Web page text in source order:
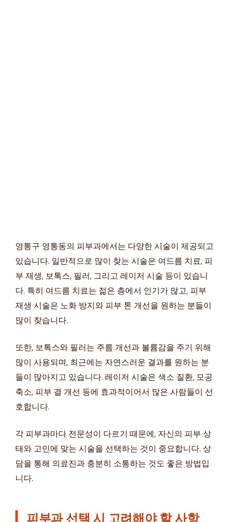
영통구 영통동의 피부과에서는 다양한 시술이 제공되고
있습니다. 일반적으로 많이 찾는 시술은 여드름 치료, 피
부 재생, 보톡스, 필러, 그리고 레이저 시술 등이 있습니
다. 특히 여드름 치료는 젊은 층에서 인기가 많고, 피부
재생 시술은 노화 방지와 피부 톤 개선을 원하는 분들이
많이 찾습니다.
또한, 보톡스와 필러는 주름 개선과 볼륨감을 주기 위해
많이 사용되며, 최근에는 자연스러운 결과를 원하는 분
들이 많아지고 있습니다. 레이저 시술은 색소 질환, 모공
축소, 피부 결 개선 등에 효과적이어서 많은 사람들이 선
호합니다.
각 피부과마다 전문성이 다르기 때문에, 자신의 피부 상
태와 고민에 맞는 시술을 선택하는 것이 중요합니다. 상
담을 통해 의료진과 충분히 소통하는 것도 좋은 방법입
니다.
피부과 선택 시 고려해야 할 사항